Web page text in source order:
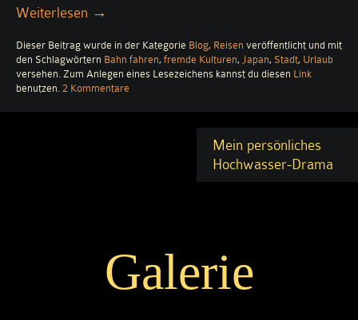
Mein persönliches
Hochwasser-Drama
Weiterlesen „Japan
Land
des
Lächelns…“
→
Dieser Beitrag wurde in der Kategorie Blog, Reisen veröffentlicht und mit
den Schlagwörtern Bahn fahren, fremde Kulturen, Japan, Stadt, Urlaub
versehen. Zum Anlegen eines Lesezeichens kannst du diesen Link
benutzen. 2 Kommentare
Galerie